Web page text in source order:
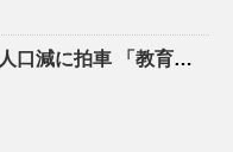
人口 減に拍車 「教育のまち」で移住促進｜特集 – 苫小牧民報